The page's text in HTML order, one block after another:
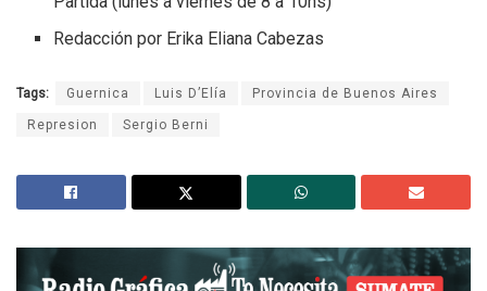
Redacción por Erika Eliana Cabezas
Tags: Guernica Luis D’Elía Provincia de Buenos Aires
Represion Sergio Berni